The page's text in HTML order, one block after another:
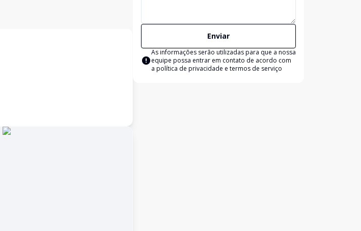
Enviar
As informações serão utilizadas para que a nossa
equipe possa entrar em contato de acordo com
a política de privacidade e termos de serviço